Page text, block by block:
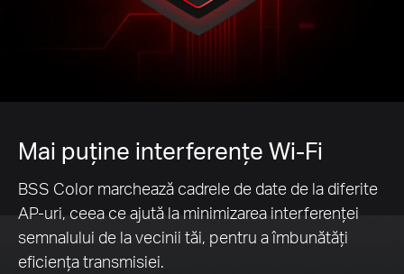
Mai puține interferențe Wi-Fi
BSS Color marchează cadrele de date de la diferite
AP-uri, ceea ce ajută la minimizarea interferenței
semnalului de la vecinii tăi, pentru a îmbunătăți
eficiența transmisiei.